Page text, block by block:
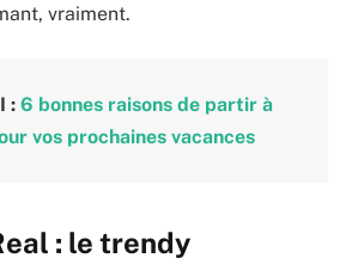
vraiment.
: 6 bonnes raisons de partir à
vos prochaines vacances
: le trendy